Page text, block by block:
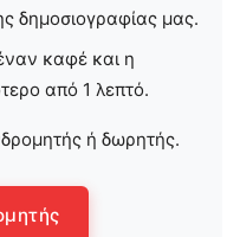
δημοσιογραφίας μας.
καφέ και η
από 1 λεπτό.
ή δωρητής.